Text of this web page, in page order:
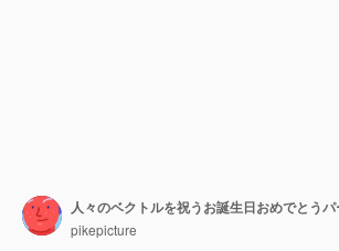
pikepicture